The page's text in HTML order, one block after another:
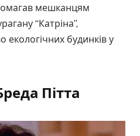
мешканцям
“Катріна”,
екологічних будинків у
Пітта